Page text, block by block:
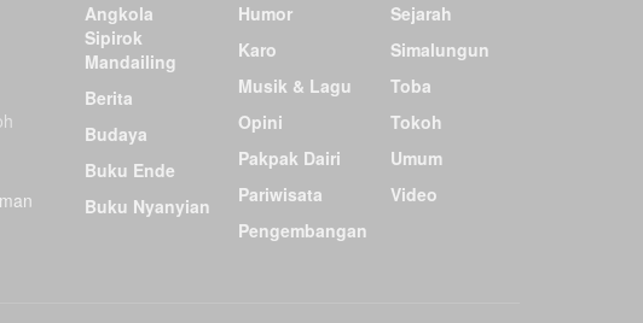
Angkola
Sipirok
Mandailing
Berita
Budaya
Buku Ende
Buku Nyanyian
Humor
Karo
Musik & Lagu
Opini
Pakpak Dairi
Pariwisata
Pengembangan
Sejarah
Simalungun
Toba
Tokoh
Umum
Video